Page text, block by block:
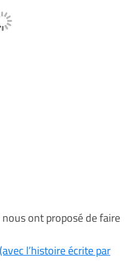
ont proposé de faire
l’histoire écrite par